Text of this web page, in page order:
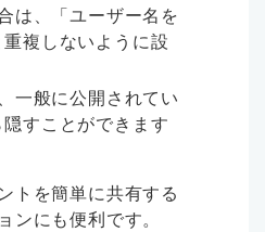
は、「ユーザー名を
複しないように設
一般に公開されてい
すことができます
トを簡単に共有する
にも便利です。